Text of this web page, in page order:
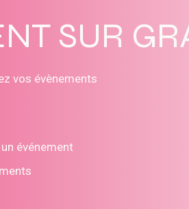
SUR
vos évènements
événement